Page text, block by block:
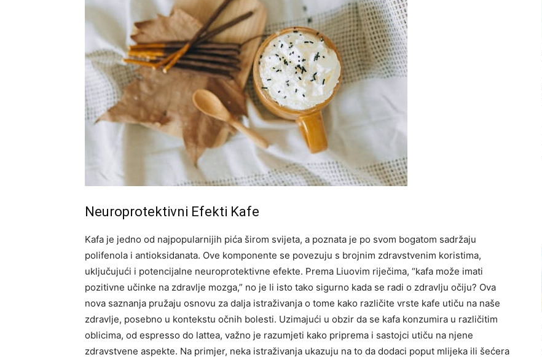
Neuroprotektivni Efekti Kafe
Kafa je jedno od najpopularnijih pića širom svijeta, a poznata je po svom bogatom sadržaju
polifenola i antioksidanata. Ove komponente se povezuju s brojnim zdravstvenim koristima,
uključujući i potencijalne neuroprotektivne efekte. Prema Liuovim riječima, “kafa može imati
pozitivne učinke na zdravlje mozga,” no je li isto tako sigurno kada se radi o zdravlju očiju? Ova
nova saznanja pružaju osnovu za dalja istraživanja o tome kako različite vrste kafe utiču na naše
zdravlje, posebno u kontekstu očnih bolesti. Uzimajući u obzir da se kafa konzumira u različitim
oblicima, od espresso do lattea, važno je razumjeti kako priprema i sastojci utiču na njene
zdravstvene aspekte. Na primjer, neka istraživanja ukazuju na to da dodaci poput mlijeka ili šećera